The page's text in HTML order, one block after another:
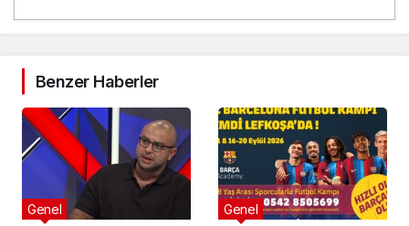
Benzer Haberler
Genel Genel